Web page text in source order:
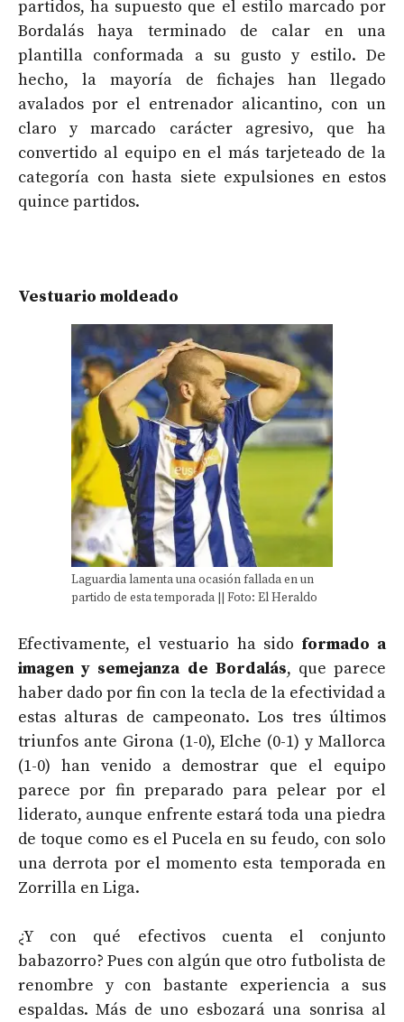
partidos, ha supuesto que el estilo marcado por
Bordalás haya terminado de calar en una
plantilla conformada a su gusto y estilo. De
hecho, la mayoría de fichajes han llegado
avalados por el entrenador alicantino, con un
claro y marcado carácter agresivo, que ha
convertido al equipo en el más tarjeteado de la
categoría con hasta siete expulsiones en estos
quince partidos.
Vestuario moldeado
Laguardia lamenta una ocasión fallada en un
partido de esta temporada || Foto: El Heraldo
Efectivamente, el vestuario ha sido formado a
imagen y semejanza de Bordalás, que parece
haber dado por fin con la tecla de la efectividad a
estas alturas de campeonato. Los tres últimos
triunfos ante Girona (1-0), Elche (0-1) y Mallorca
(1-0) han venido a demostrar que el equipo
parece por fin preparado para pelear por el
liderato, aunque enfrente estará toda una piedra
de toque como es el Pucela en su feudo, con solo
una derrota por el momento esta temporada en
Zorrilla en Liga.
¿Y con qué efectivos cuenta el conjunto
babazorro? Pues con algún que otro futbolista de
renombre y con bastante experiencia a sus
espaldas. Más de uno esbozará una sonrisa al